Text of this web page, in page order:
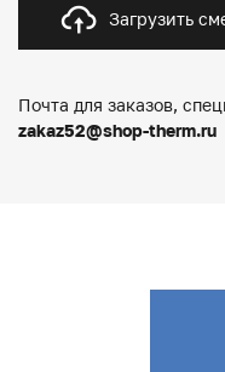
Загрузить
Почта для заказов,
zakaz52@shop-therm.ru